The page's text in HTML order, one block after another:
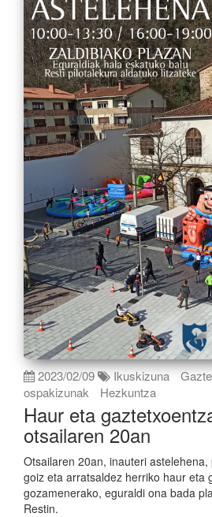
2023/02/09 Ikuskizuna
ospakizunak
Hezkuntza
Haur eta
otsailaren 20an
Otsailaren 20an, inauteri
goiz eta arratsaldez herriko haur eta
gozamenerako, eguraldi ona bada
Restin.